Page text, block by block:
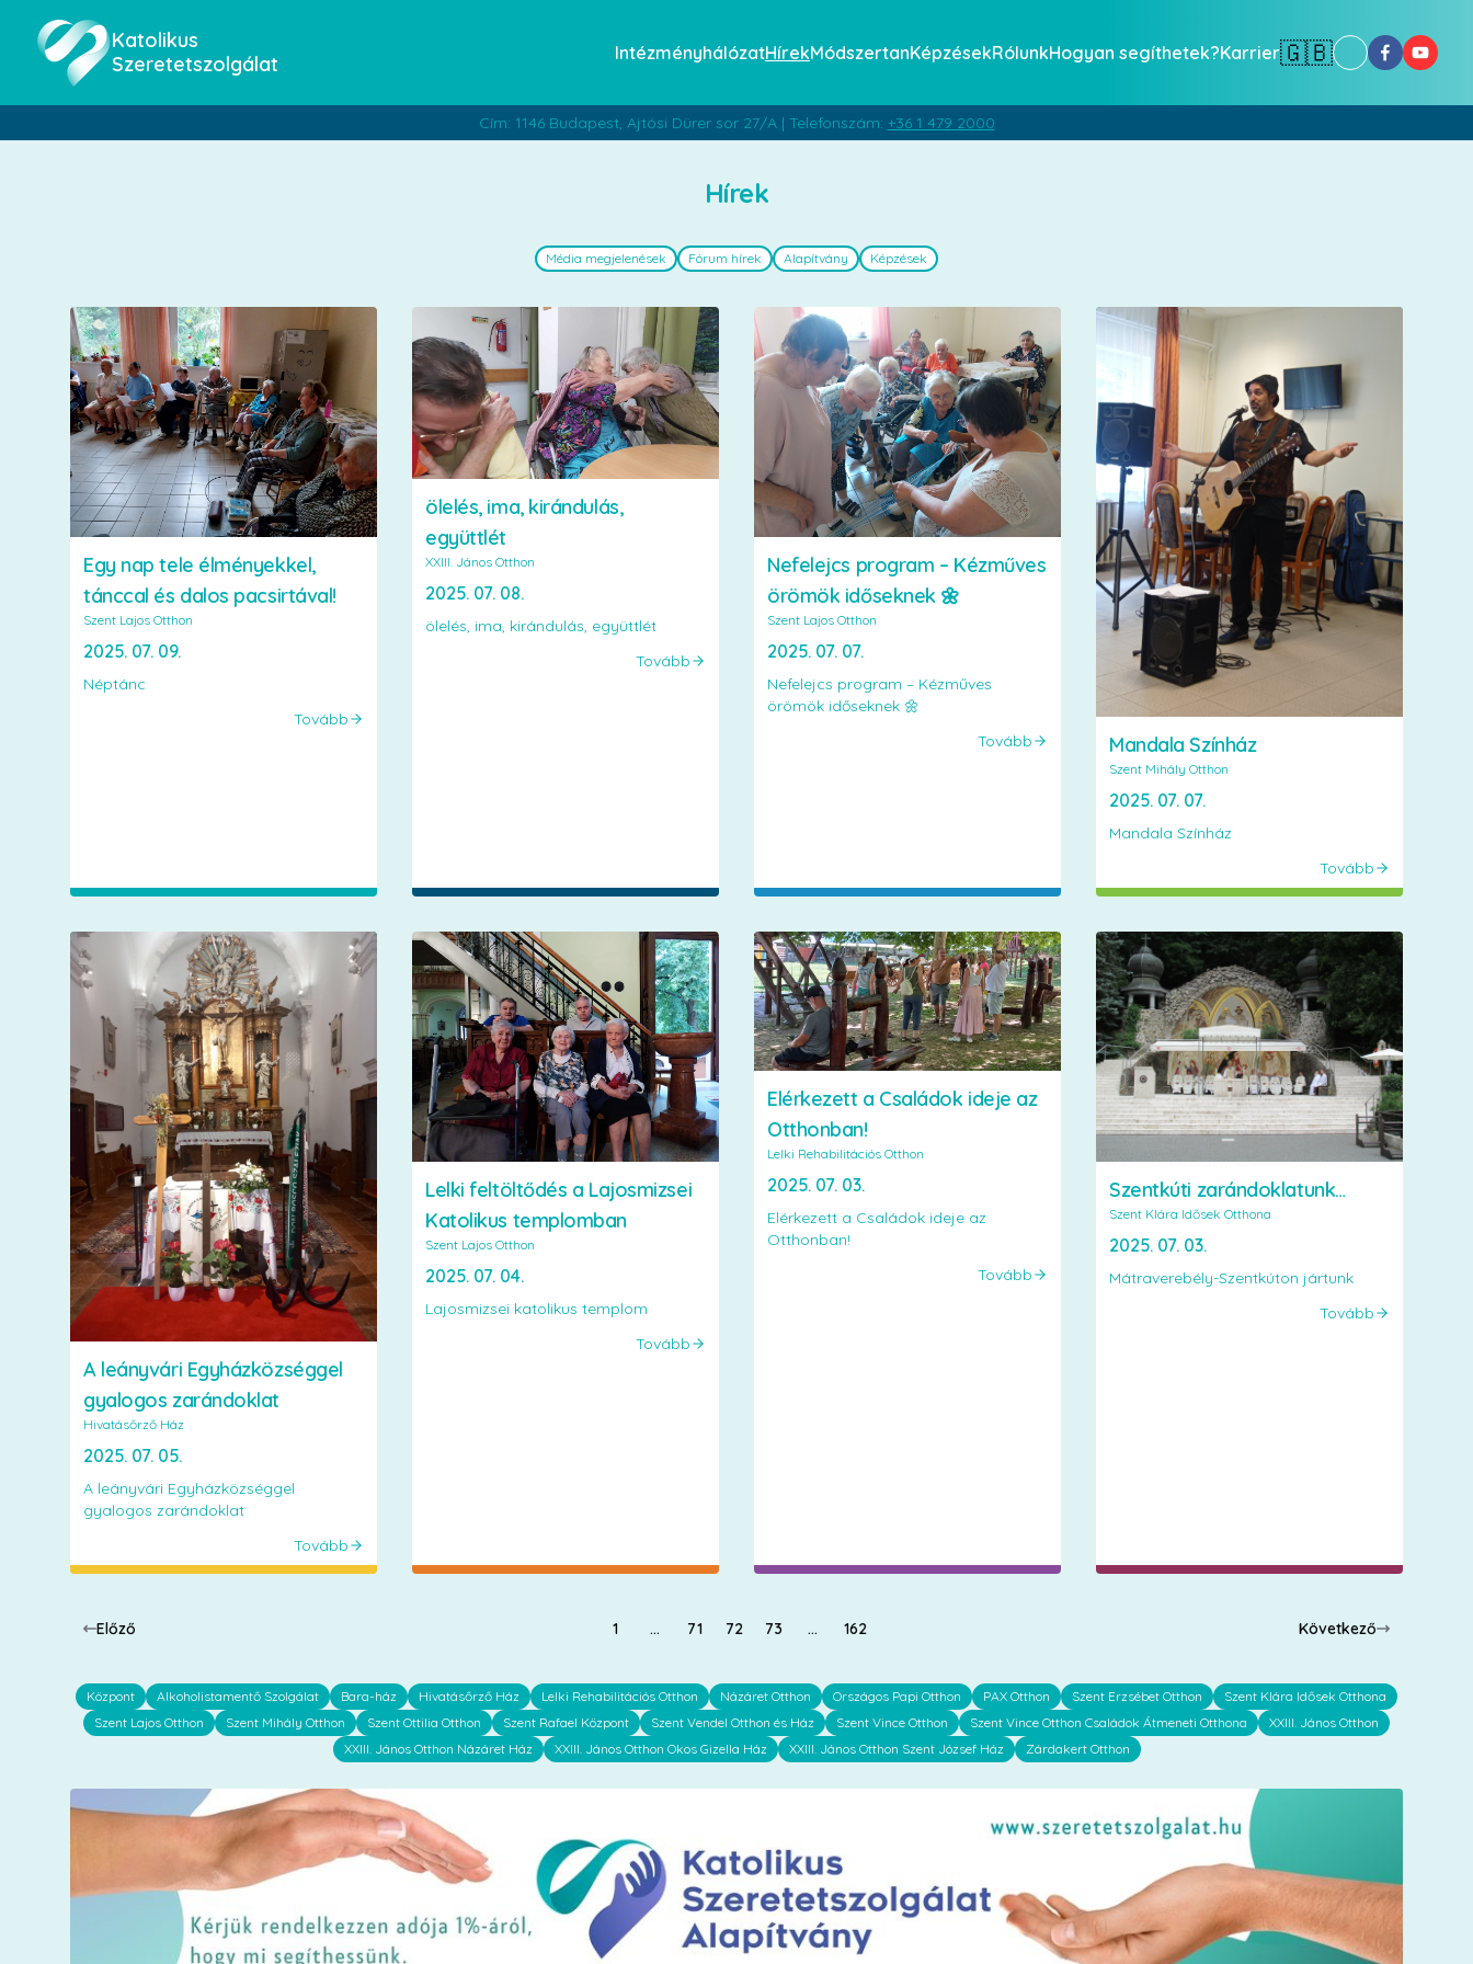
Katolikus
Szeretetszolgálat
IntézményhálózatHírekMódszertanKépzésekRólunkHogyan segíthetek?Karrier🇬🇧
Cím: 1146 Budapest, Ajtósi Dürer sor 27/A | Telefonszám: +36 1 479 2000
Hírek
Média megjelenések Fórum hírek Alapítvány Képzések
Egy nap tele élményekkel,
tánccal és dalos pacsirtával!
Szent Lajos Otthon
2025. 07. 09.
Néptánc
Tovább
ölelés, ima, kirándulás,
együttlét
XXIII. János Otthon
2025. 07. 08.
ölelés, ima, kirándulás, együttlét
Tovább
Nefelejcs program – Kézműves
örömök időseknek 🌼
Szent Lajos Otthon
2025. 07. 07.
Nefelejcs program – Kézműves
örömök időseknek 🌼
Tovább
Mandala Színház
Szent Mihály Otthon
2025. 07. 07.
Mandala Színház
Tovább
A leányvári Egyházközséggel
gyalogos zarándoklat
Hivatásőrző Ház
2025. 07. 05.
A leányvári Egyházközséggel
gyalogos zarándoklat
Tovább
Lelki feltöltődés a Lajosmizsei
Katolikus templomban
Szent Lajos Otthon
2025. 07. 04.
Lajosmizsei katolikus templom
Tovább
Elérkezett a Családok ideje az
Otthonban!
Lelki Rehabilitációs Otthon
2025. 07. 03.
Elérkezett a Családok ideje az
Otthonban!
Tovább
Szentkúti zarándoklatunk…
Szent Klára Idősek Otthona
2025. 07. 03.
Mátraverebély-Szentkúton jártunk
Tovább
Előző 1 … 71 72 73 … 162 Következő
Központ Alkoholistamentő Szolgálat Bara-ház Hivatásőrző Ház Lelki Rehabilitációs Otthon Názáret Otthon Országos Papi Otthon PAX Otthon Szent Erzsébet Otthon
Szent Klára Idősek Otthona
Szent Lajos Otthon
Szent Mihály Otthon Szent Ottilia Otthon Szent Rafael Központ Szent Vendel Otthon és Ház Szent Vince Otthon Szent Vince Otthon Családok Átmeneti Otthona
XXIII. János Otthon
XXIII. János Otthon Názáret Ház
XXIII. János Otthon Okos Gizella Ház XXIII. János Otthon Szent József Ház Zárdakert Otthon